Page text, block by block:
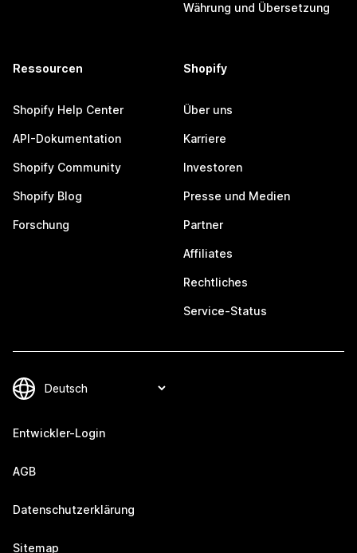
Währung und Übersetzung
Ressourcen
Shopify Help Center
API-Dokumentation
Shopify Community
Shopify Blog
Forschung
Shopify
Über uns
Karriere
Investoren
Presse und Medien
Partner
Affiliates
Rechtliches
Service-Status
Entwickler-Login
AGB
Datenschutzerklärung
Sitemap